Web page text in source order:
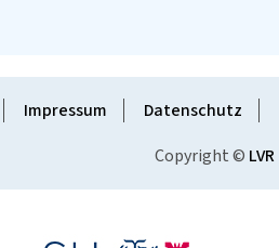
Impressum Datenschutz
Copyright © LVR